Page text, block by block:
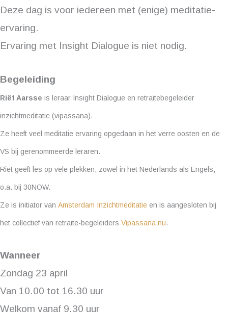
Deze dag is voor iedereen met (enige) meditatie-
ervaring.
Ervaring met Insight Dialogue is niet nodig.
Begeleiding
Riët Aarsse is leraar Insight Dialogue en retraitebegeleider
inzichtmeditatie (vipassana).
Ze heeft veel meditatie ervaring opgedaan in het verre oosten en de
VS bij gerenommeerde leraren.
Riët geeft les op vele plekken, zowel in het Nederlands als Engels,
o.a. bij 30NOW.
Ze is initiator van Amsterdam Inzichtmeditatie en is aangesloten bij
het collectief van retraite-begeleiders Vipassana.nu.
Wanneer
Zondag 23 april
Van 10.00 tot 16.30 uur
Welkom vanaf 9.30 uur